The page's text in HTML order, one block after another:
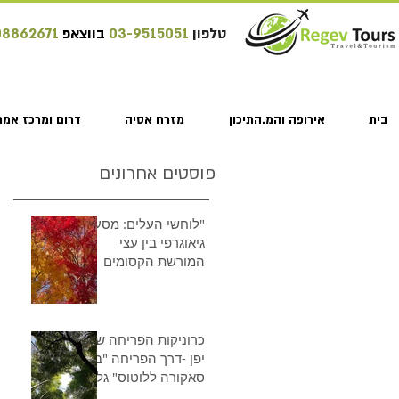
טלפון 03-9515051 בווצאפ
בית אירופה והמ.התיכון מזרח אסיה דרום ומרכז
פוסטים אחרונים
"לוחשי העלים: מסע
גיאוגרפי בין עצי
המורשת הקסומים
כרוניקות הפריחה של
יפן -דרך הפריחה "בין
סאקורה ללוטוס" גלו